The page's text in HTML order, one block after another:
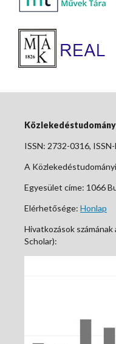
ISSN: 2732-0316, ISSN-
A
Egyesület címe: 1066
Elérhetősége: Honlap
Hivatkozások
Scholar):